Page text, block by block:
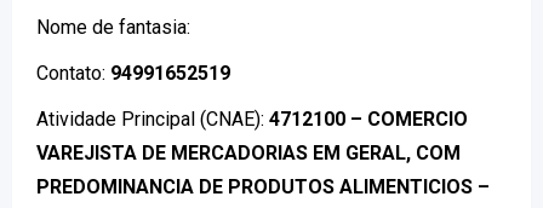
Nome de fantasia:
Contato: 94991652519
Atividade Principal (CNAE): 4712100 – COMERCIO
VAREJISTA DE MERCADORIAS EM GERAL, COM
PREDOMINANCIA DE PRODUTOS ALIMENTICIOS –